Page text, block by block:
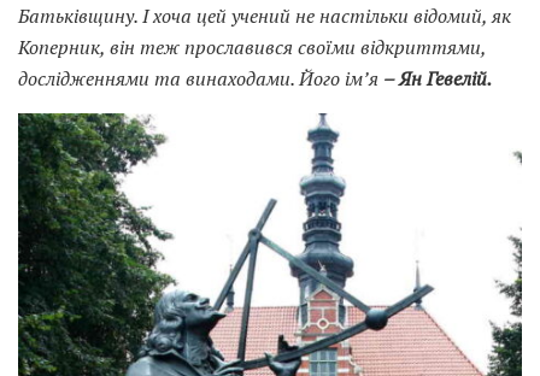
Батьківщину. І хоча цей учений не настільки відомий, як
Коперник, він теж прославився своїми відкриттями,
дослідженнями та винаходами. Його ім’я – Ян Гевелій.